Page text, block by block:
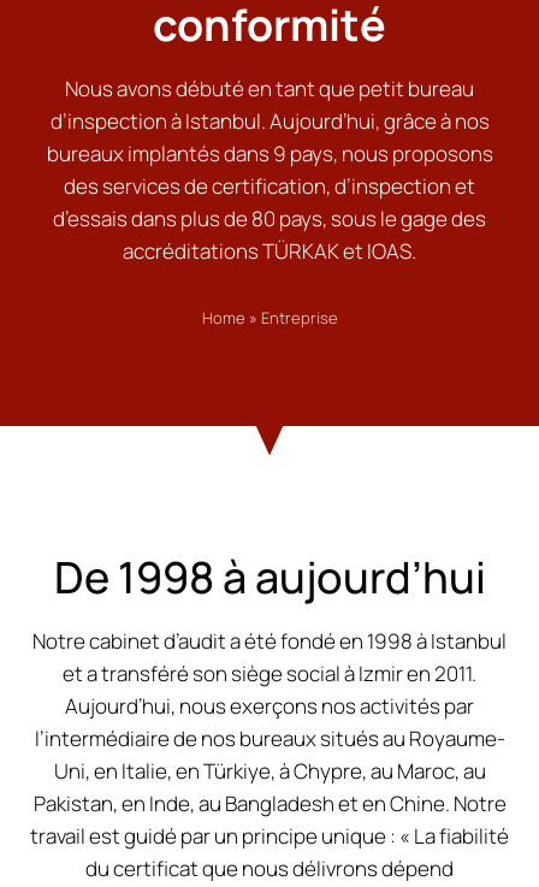
conformité
Nous avons débuté en tant que petit bureau
d’inspection à Istanbul. Aujourd’hui, grâce à nos
bureaux implantés dans 9 pays, nous proposons
des services de certification, d’inspection et
d’essais dans plus de 80 pays, sous le gage des
accréditations TÜRKAK et IOAS.
Home » Entreprise
De 1998 à aujourd’hui
Notre cabinet d’audit a été fondé en 1998 à Istanbul
et a transféré son siège social à Izmir en 2011.
Aujourd’hui, nous exerçons nos activités par
l’intermédiaire de nos bureaux situés au Royaume-
Uni, en Italie, en Türkiye, à Chypre, au Maroc, au
Pakistan, en Inde, au Bangladesh et en Chine. Notre
travail est guidé par un principe unique : « La fiabilité
du certificat que nous délivrons dépend